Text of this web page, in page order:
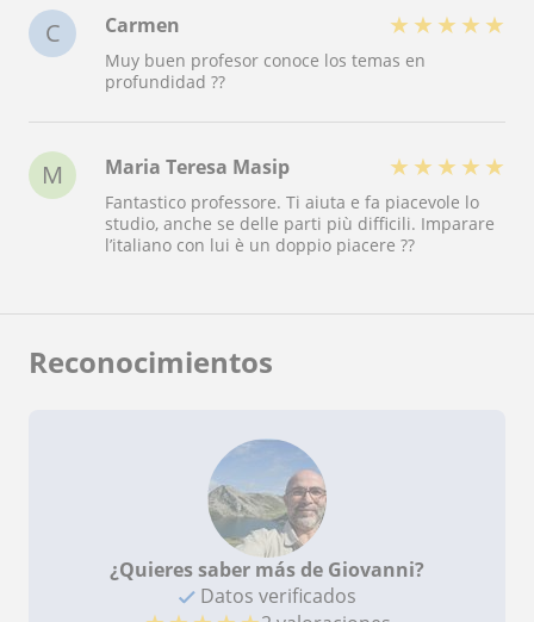
C Carmen ★ ★ ★ ★ ★
Muy buen profesor conoce los temas en
profundidad ??
M Maria Teresa Masip ★ ★ ★ ★ ★
Fantastico professore. Ti aiuta e fa piacevole lo
studio, anche se delle parti più difficili. Imparare
l’italiano con lui è un doppio piacere ??
Reconocimientos
¿Quieres saber más de Giovanni?
Datos verificados